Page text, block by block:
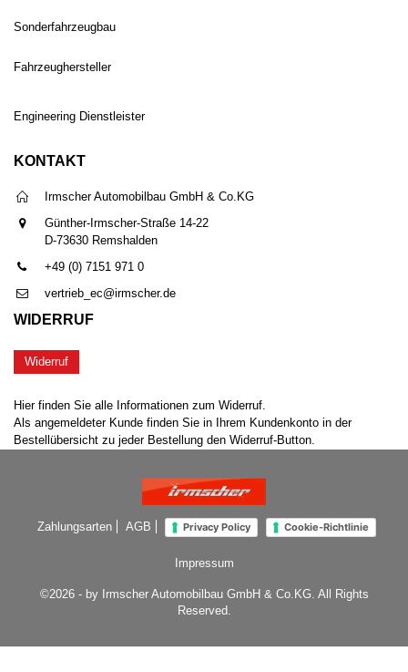
Sonderfahrzeugbau
Fahrzeughersteller
Engineering Dienstleister
KONTAKT
Irmscher Automobilbau GmbH & Co.KG
Günther-Irmscher-Straße 14-22
D-73630 Remshalden
+49 (0) 7151 971 0
vertrieb_ec@irmscher.de
WIDERRUF
Widerruf
Hier finden Sie alle Informationen zum Widerruf.
Als angemeldeter Kunde finden Sie in Ihrem Kundenkonto in der
Bestellübersicht zu jeder Bestellung den Widerruf-Button.
Zahlungsarten AGB Privacy Policy Cookie-Richtlinie
Impressum
©2026 - by Irmscher Automobilbau GmbH & Co.KG. All Rights
Reserved.